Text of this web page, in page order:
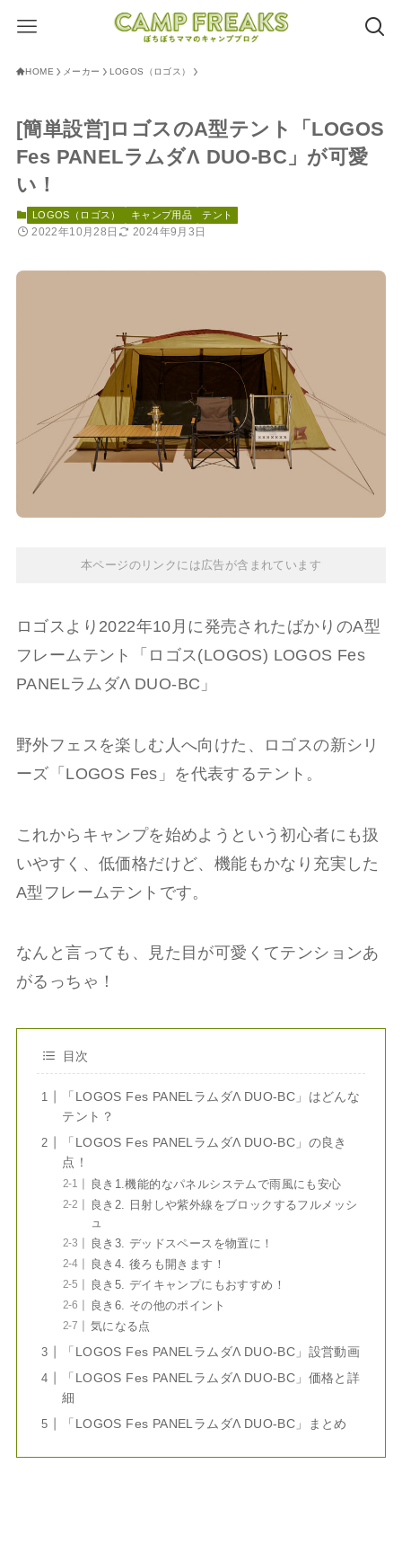
HOME メーカー LOGOS（ロゴス）
[簡単設営]ロゴスのA型テント「LOGOS
Fes PANELラムダΛ DUO-BC」が可愛
い！
LOGOS（ロゴス） キャンプ用品 テント
2022年10月28日 2024年9月3日
本ページのリンクには広告が含まれています
ロゴスより2022年10月に発売されたばかりのA型
フレームテント「ロゴス(LOGOS) LOGOS Fes
PANELラムダΛ DUO-BC」
野外フェスを楽しむ人へ向けた、ロゴスの新シリ
ーズ「LOGOS Fes」を代表するテント。
これからキャンプを始めようという初心者にも扱
いやすく、低価格だけど、機能もかなり充実した
A型フレームテントです。
なんと言っても、見た目が可愛くてテンションあ
がるっちゃ！
目次
「LOGOS Fes PANELラムダΛ DUO-BC」はどんな
テント？
「LOGOS Fes PANELラムダΛ DUO-BC」の良き
点！
良き1.機能的なパネルシステムで雨風にも安心
良き2. 日射しや紫外線をブロックするフルメッシ
ュ
良き3. デッドスペースを物置に！
良き4. 後ろも開きます！
良き5. デイキャンプにもおすすめ！
良き6. その他のポイント
気になる点
「LOGOS Fes PANELラムダΛ DUO-BC」設営動画
「LOGOS Fes PANELラムダΛ DUO-BC」価格と詳
細
「LOGOS Fes PANELラムダΛ DUO-BC」まとめ